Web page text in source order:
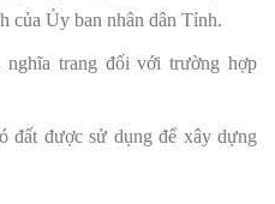
của Ủy ban nhân dân Tỉnh.
trang đối với trường hợp
đất được sử dụng để xây dựng